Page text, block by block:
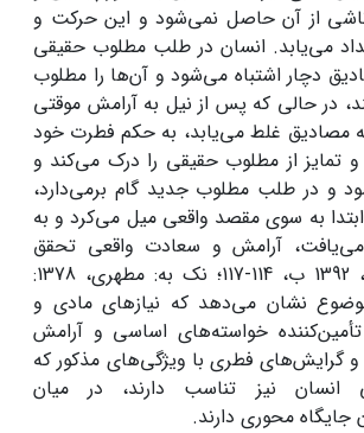
از آن حاصل نمی‌شود و این حرکت و
می‌یابد. انسان در طلب مطلوب حقیقی
دچار اشتباه می‌شود و آن‌ها را مطلوب
در حالی که پس از نیل به آرامش موقتی
مصادیق غلط می‌یابد، به حکم فطرت خود
تمایز از مطلوب حقیقی را درک می‌کند و
و در طلب مطلوب جدید گام برمی‌دارد،
ابتدا به سوی مقصد واقعی میل می‌کرد و به
آرامش و سعادت واقعی تحقق
می‌یافت (مطهری، 1392 ب، 114-117؛ نک به: مطهری، 1378:
موضوع نشان می‌دهد که نیازهای مادی و
خواسته‌های اساسی و آرامش
گرایش‌های فطری با ویژگی‌های مذکور که
انسان نیز تناسب دارند، در میان
محوری دارند.